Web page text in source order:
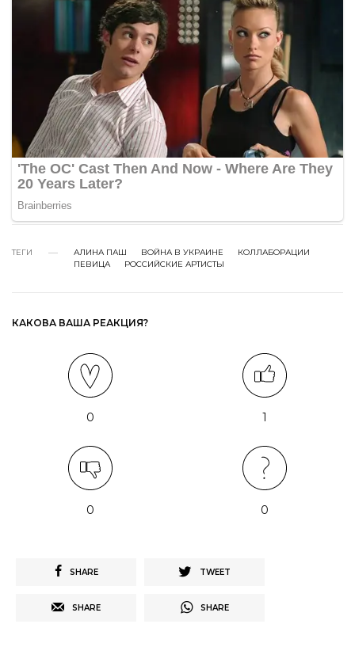
ТЕГИ АЛИНА ПАШ ВОЙНА В УКРАИНЕ
КОЛЛАБОРАЦИИ
ПЕВИЦА
РОССИЙСКИЕ АРТИСТЫ
КАКОВА ВАША РЕАКЦИЯ?
0 1
0 0
SHARE TWEET
SHARE SHARE